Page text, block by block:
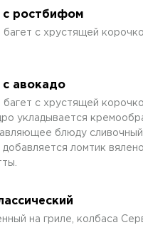
с ростбифом
багет с хрустящей
с авокадо
багет с хрустящей
укладывается
блюду
добавляется ломтик
на гриле, колбаса